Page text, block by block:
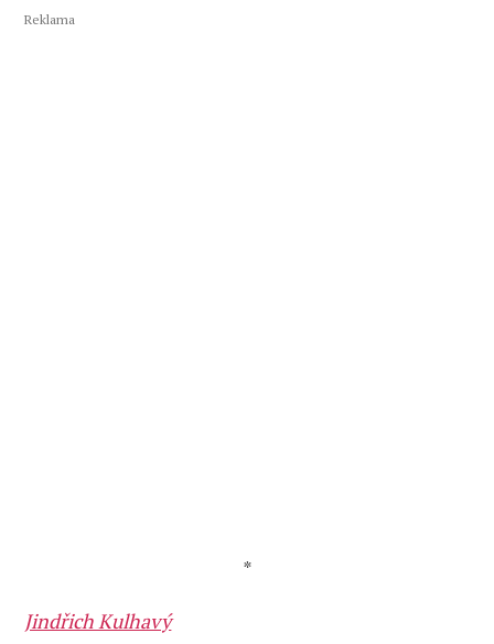
Reklama
*
Jindřich Kulhavý